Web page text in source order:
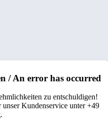
/ An error has occurred
zu entschuldigen!
Kundenservice unter +49